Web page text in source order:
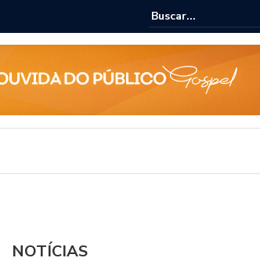
que todo mundo comete no supermercado e
NOTÍCIAS